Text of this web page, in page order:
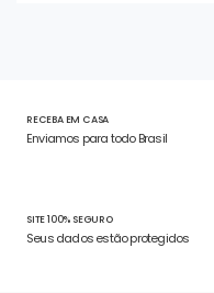
RECEBA EM CASA
Enviamos para todo Brasil
SITE 100% SEGURO
Seus dados estão protegidos